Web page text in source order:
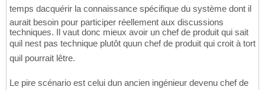
temps dacquérir la connaissance spécifique du système dont il
aurait besoin pour participer réellement aux discussions
techniques. Il vaut donc mieux avoir un chef de produit qui sait
quil nest pas technique plutôt quun chef de produit qui croit à tort
quil pourrait lêtre.
Le pire scénario est celui dun ancien ingénieur devenu chef de